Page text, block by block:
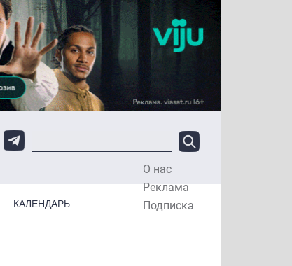
О нас
Реклама
Подписка
КАЛЕНДАРЬ